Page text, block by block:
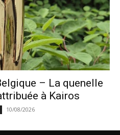
– La quenelle
à Kairos
10/08/2026